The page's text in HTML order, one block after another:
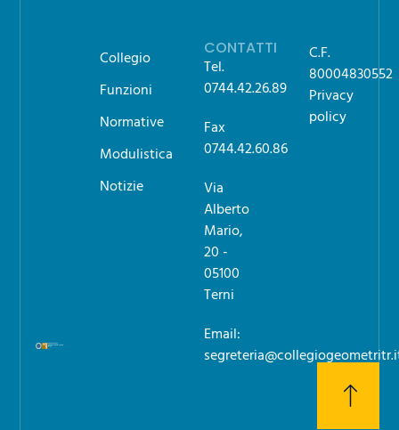
Collegio
Funzioni
Normative
Modulistica
Notizie
CONTATTI
Tel.
0744.42.26.89
Fax
0744.42.60.86
Via
Alberto
Mario,
20 -
05100
Terni
Email:
C.F.
80004830552
Privacy
policy